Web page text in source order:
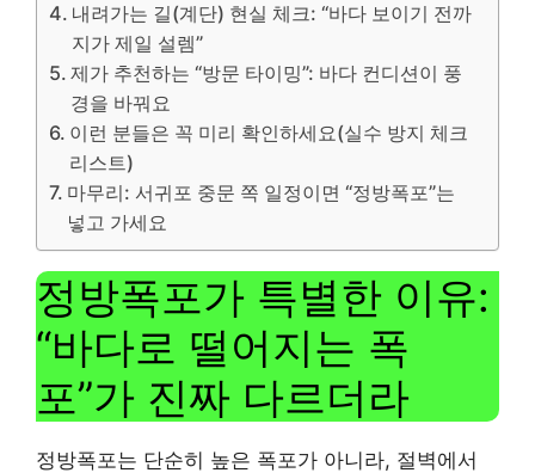
내려가는 길(계단) 현실 체크: “바다 보이기 전까
지가 제일 설렘”
제가 추천하는 “방문 타이밍”: 바다 컨디션이 풍
경을 바꿔요
이런 분들은 꼭 미리 확인하세요(실수 방지 체크
리스트)
마무리: 서귀포 중문 쪽 일정이면 “정방폭포”는
넣고 가세요
정방폭포가 특별한 이유:
“바다로 떨어지는 폭
포”가 진짜 다르더라
정방폭포는 단순히 높은 폭포가 아니라, 절벽에서